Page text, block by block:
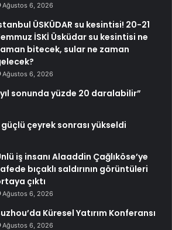
Ağustos 6, 2026
ÜSKÜDAR su kesintisi! 20-21
İSKİ Üsküdar su kesintisi ne
bitecek, sular ne zaman
Ağustos 6, 2026
sonunda yüzde 20 daralabilir”
çeyrek sonrası yükseldi
iş insanı Alaaddin Çağlıköse’ye
bıçaklı saldırının görüntüleri
çıktı
Ağustos 6, 2026
Küresel Yatırım Konferansı
Ağustos 6, 2026